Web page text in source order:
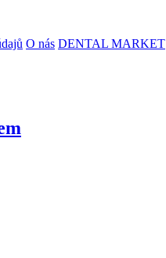
O nás DENTAL MARKET